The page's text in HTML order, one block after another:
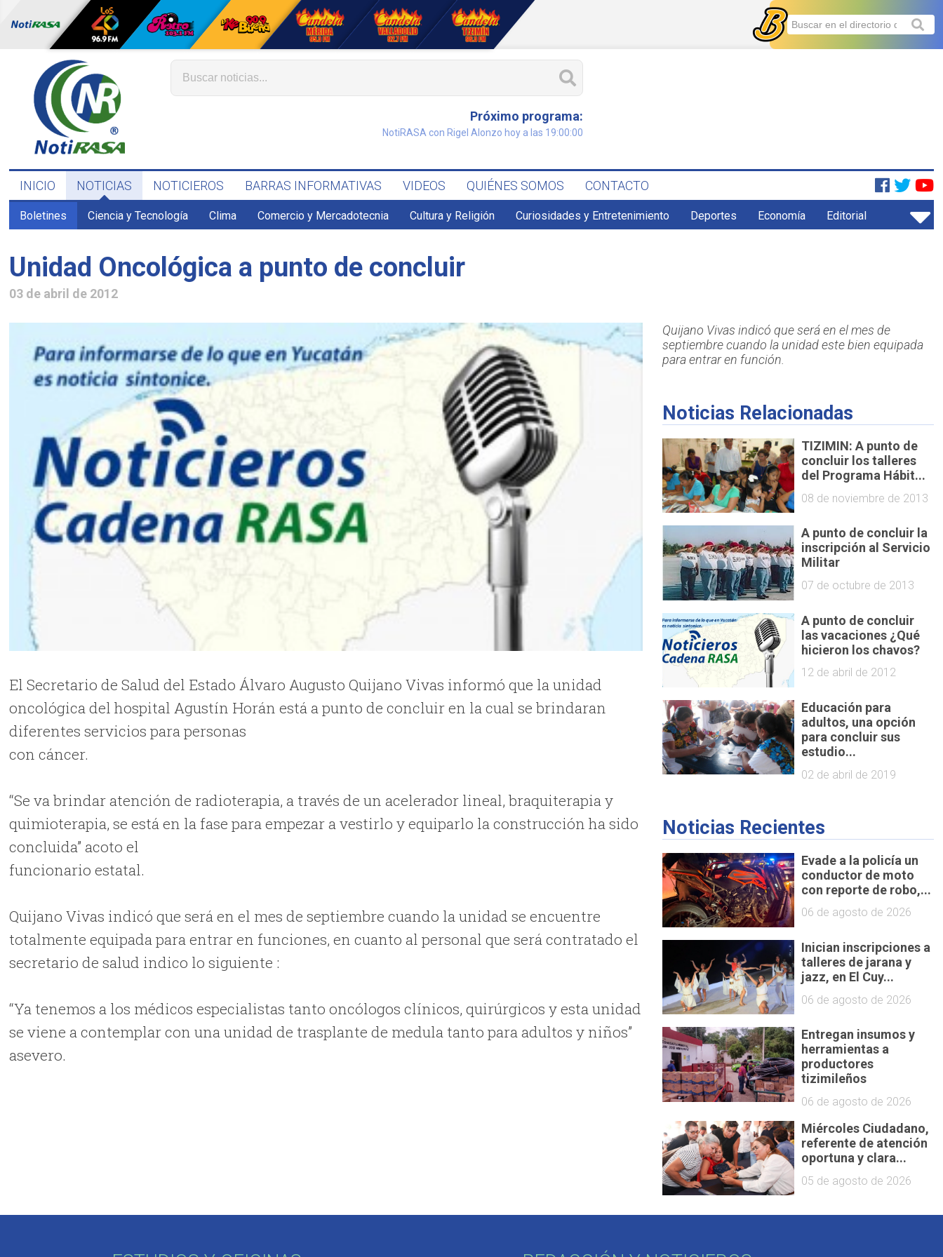
Próximo programa:
NotiRASA con Rigel Alonzo hoy a las 19:00:00
INICIO NOTICIAS NOTICIEROS BARRAS INFORMATIVAS VIDEOS QUIÉNES SOMOS CONTACTO
Boletines Ciencia y Tecnología Clima Comercio y Mercadotecnia Cultura y Religión Curiosidades y Entretenimiento Deportes Economía Editorial
Unidad Oncológica a punto de concluir
03 de abril de 2012
El Secretario de Salud del Estado Álvaro Augusto Quijano Vivas informó que la unidad
oncológica del hospital Agustín Horán está a punto de concluir en la cual se brindaran
diferentes servicios para personas
con cáncer.
“Se va brindar atención de radioterapia, a través de un acelerador lineal, braquiterapia y
quimioterapia, se está en la fase para empezar a vestirlo y equiparlo la construcción ha sido
concluida” acoto el
funcionario estatal.
Quijano Vivas indicó que será en el mes de septiembre cuando la unidad se encuentre
totalmente equipada para entrar en funciones, en cuanto al personal que será contratado el
secretario de salud indico lo siguiente :
“Ya tenemos a los médicos especialistas tanto oncólogos clínicos, quirúrgicos y esta unidad
se viene a contemplar con una unidad de trasplante de medula tanto para adultos y niños”
asevero.
Quijano Vivas indicó que será en el mes de
septiembre cuando la unidad este bien equipada
para entrar en función.
Noticias Relacionadas
TIZIMIN: A punto de
concluir los talleres
del Programa Hábit...
08 de noviembre de 2013
A punto de concluir la
inscripción al Servicio
Militar
07 de octubre de 2013
A punto de concluir
las vacaciones ¿Qué
hicieron los chavos?
12 de abril de 2012
Educación para
adultos, una opción
para concluir sus
estudio...
02 de abril de 2019
Noticias Recientes
Evade a la policía un
conductor de moto
con reporte de robo,...
06 de agosto de 2026
Inician inscripciones a
talleres de jarana y
jazz, en El Cuy...
06 de agosto de 2026
Entregan insumos y
herramientas a
productores
tizimileños
06 de agosto de 2026
Miércoles Ciudadano,
referente de atención
oportuna y clara...
05 de agosto de 2026